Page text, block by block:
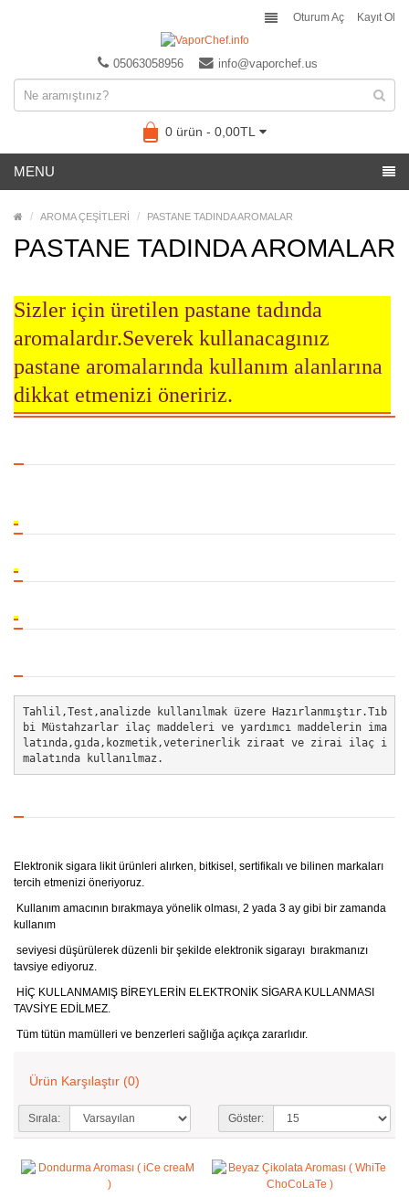
Oturum Aç Kayıt Ol
05063058956 info@vaporchef.us
0 ürün - 0,00TL
MENU
AROMA ÇEŞİTLERİ PASTANE TADINDA AROMALAR
PASTANE TADINDA AROMALAR
Sizler için üretilen pastane tadında
aromalardır.Severek kullanacagınız
pastane aromalarında kullanım alanlarına
dikkat etmenizi öneririz.
Tahlil,Test,analizde kullanılmak üzere Hazırlanmıştır.Tıb
bi Müstahzarlar ilaç maddeleri ve yardımcı maddelerin ima
latında,gıda,kozmetik,veterinerlik ziraat ve zirai ilaç i
malatında kullanılmaz.
Elektronik sigara likit ürünleri alırken, bitkisel, sertifikalı ve bilinen markaları
tercih etmenizi öneriyoruz.
Kullanım amacının bırakmaya yönelik olması, 2 yada 3 ay gibi bir zamanda
kullanım
seviyesi düşürülerek düzenli bir şekilde elektronik sigarayı bırakmanızı
tavsiye ediyoruz.
HİÇ KULLANMAMIŞ BİREYLERİN ELEKTRONİK SİGARA KULLANMASI
TAVSİYE EDİLMEZ.
Tüm tütün mamülleri ve benzerleri sağlığa açıkça zararlıdır.
Ürün Karşılaştır (0)
Sırala: Göster: